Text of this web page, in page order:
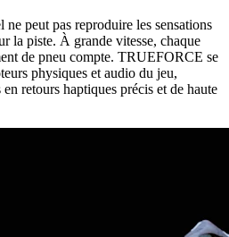
peut pas reproduire les sensations
la piste. À grande vitesse, chaque
de pneu compte. TRUEFORCE se
physiques et audio du jeu,
retours haptiques précis et de haute